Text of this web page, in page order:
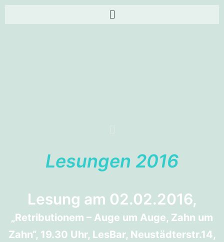
Lesungen 2016
Lesung am 02.02.2016,
„Retributionem – Auge um Auge, Zahn um
Zahn“, 19.30 Uhr, LesBar, Neustädterstr.14,